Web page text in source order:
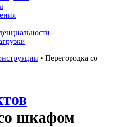
• Перегородка со
шкафом